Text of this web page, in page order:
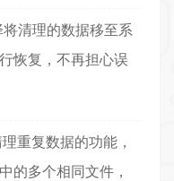
清理的数据移至系
恢复，不再担心误
重复数据的功能，
的多个相同文件，